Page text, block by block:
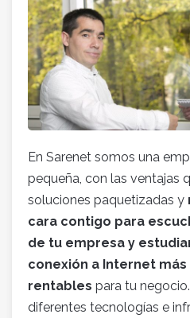
En Sarenet somos una
pequeña, con las ventajas
soluciones paquetizadas y
cara contigo para
de tu empresa y
conexión a Internet
rentables para tu
diferentes tecnologías e